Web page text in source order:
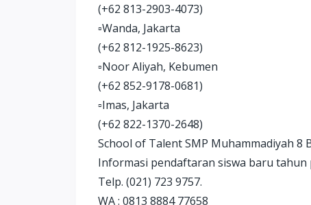
(+62 813-2903-4073)
▫️Wanda, Jakarta
(+62 812-1925-8623)
▫️Noor Aliyah, Kebumen
(+62 852-9178-0681)
▫️Imas, Jakarta
(+62 822-1370-2648)
School of Talent SMP Muhammadiyah 8
Informasi pendaftaran siswa baru tahun
Telp. (021) 723 9757.
WA : 0813 8884 77658